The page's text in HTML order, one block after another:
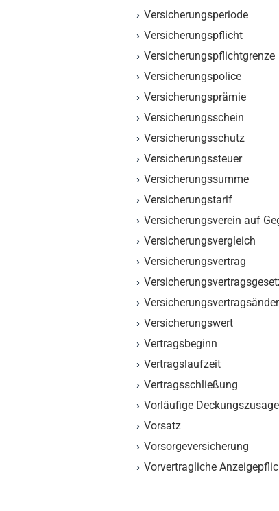
Versicherungsperiode
Versicherungspflicht
Versicherungspflichtgrenze
Versicherungspolice
Versicherungsprämie
Versicherungsschein
Versicherungsschutz
Versicherungssteuer
Versicherungssumme
Versicherungstarif
Versicherungsverein auf
Versicherungsvergleich
Versicherungsvertrag
Versicherungswert
Vertragsbeginn
Vertragslaufzeit
Vertragsschließung
Vorläufige Deckungszusage
Vorsatz
Vorsorgeversicherung
Vorvertragliche